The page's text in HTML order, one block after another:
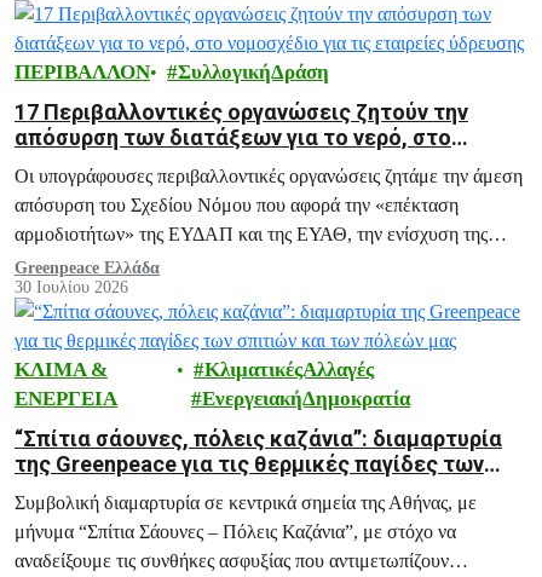
ΠΕΡΙΒΑΛΛΟΝ ΣυλλογικήΔράση
17 Περιβαλλοντικές οργανώσεις ζητούν την
απόσυρση των διατάξεων για το νερό, στο
νομοσχέδιο για τις εταιρείες ύδρευσης
Οι υπογράφουσες περιβαλλοντικές οργανώσεις ζητάμε την άμεση
απόσυρση του Σχεδίου Νόμου που αφορά την «επέκταση
αρμοδιοτήτων» της ΕΥΔΑΠ και της ΕΥΑΘ, την ενίσχυση της
ΡΑΑΕΥ και του ΟΔΥΘ ΑΕ, και άλλες ανάλογες διατάξεις.
Greenpeace Ελλάδα
30 Ιουλίου 2026
ΚΛΙΜΑ &
ΕΝΕΡΓΕΙΑ
ΚλιματικέςΑλλαγές
ΕνεργειακήΔημοκρατία
“Σπίτια σάουνες, πόλεις καζάνια”: διαμαρτυρία
της Greenpeace για τις θερμικές παγίδες των
σπιτιών και των πόλεών μας
Συμβολική διαμαρτυρία σε κεντρικά σημεία της Αθήνας, με
μήνυμα “Σπίτια Σάουνες – Πόλεις Καζάνια”, με στόχο να
αναδείξουμε τις συνθήκες ασφυξίας που αντιμετωπίζουν